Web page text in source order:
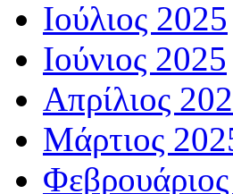
Ιούλιος 2025
Ιούνιος 2025
Απρίλιος
Μάρτιος